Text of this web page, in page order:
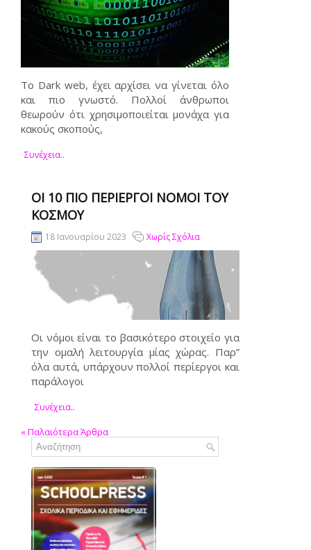
Το Dark web, έχει αρχίσει να γίνεται όλο
και πιο γνωστό. Πολλοί άνθρωποι
θεωρούν ότι χρησιμοποιείται μονάχα για
κακούς σκοπούς,
Συνέχεια..
ΟΙ 10 ΠΙΟ ΠΕΡΊΕΡΓΟΙ ΝΌΜΟΙ ΤΟΥ
ΚΌΣΜΟΥ
18 Ιανουαρίου 2023 Χωρίς Σχόλια
Οι νόμοι είναι το βασικότερο στοιχείο για
την ομαλή λειτουργία μίας χώρας. Παρ”
όλα αυτά, υπάρχουν πολλοί περίεργοι και
παράλογοι
Συνέχεια..
«Παλαιότερα Άρθρα